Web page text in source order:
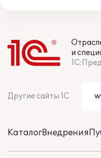
и
Другие сайты 1С
КаталогВнедрения